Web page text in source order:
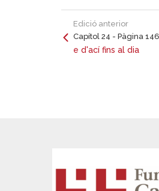
Edició anterior
Capítol 24 - Pàgina
e d'ací fins al dia